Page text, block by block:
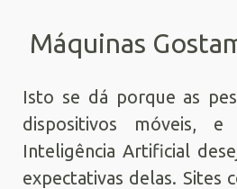
Máquinas
Isto se dá porque as
dispositivos móveis,
Inteligência Artificial
expectativas delas. Sites